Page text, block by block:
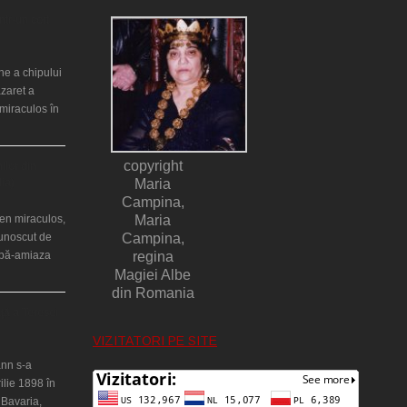
a chipului
a
în
miraculos,
de
amiaza
s-a
1898 în
copyright
Maria
Campina,
Maria
Campina,
regina
Magiei Albe
din Romania
VIZITATORI PE SITE